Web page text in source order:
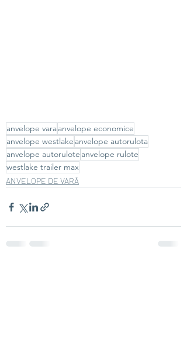
anvelope varaanvelope economice
anvelope westlake anvelope autorulota
anvelope autorulote anvelope rulote
westlake trailer max
ANVELOPE DE VARĂ